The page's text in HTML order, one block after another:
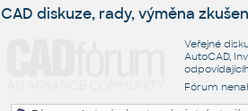
CAD diskuze, rady, výměna
Veřejné
AutoCAD,
Fórum